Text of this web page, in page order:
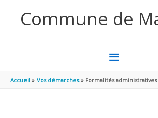
Commune de
MENU
PRINCIPAL
Accueil Vos démarches Formalités administratives